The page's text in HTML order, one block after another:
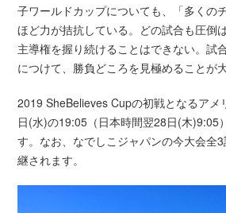
子ワールドカップについても、「多くの
ほど力が拮抗している。どの試合も圧倒
主導権を握り続けることはできない。試
につけて、勝負どころを見極めることが
2019 SheBelieves Cupの初戦となるアメ
日(水)の19:05（日本時間翌28日(木)9:05
す。なお、なでしこジャパンの今大会全
継されます。